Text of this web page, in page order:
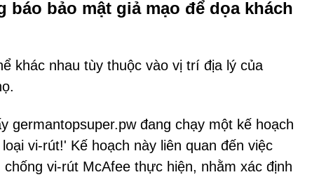
bảo mật giả mạo để dọa khách
khác nhau tùy thuộc vào vị trí địa lý của
đang chạy một kế hoạch
vi-rút!' Kế hoạch này liên quan đến việc
vi-rút McAfee thực hiện, nhằm xác định